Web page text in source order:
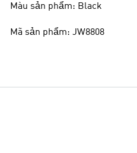
Màu sản phẩm: Black
Mã sản phẩm: JW8808